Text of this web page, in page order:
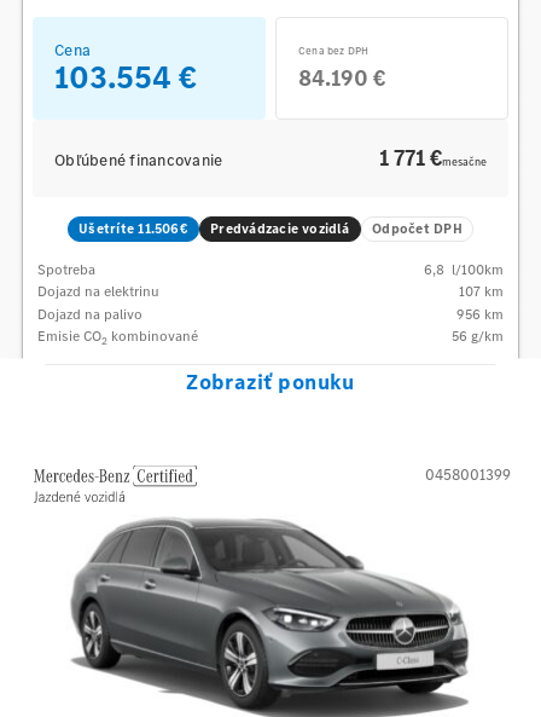
Cena
103.554 €
Cena bez DPH
84.190 €
Obľúbené financovanie 1 771 €mesačne
Ušetríte 11.506€ Predvádzacie vozidlá Odpočet DPH
Spotreba 6,8 l/100km
Dojazd na elektrinu
107 km
Dojazd na palivo
956 km
Emisie CO2 kombinované 56 g/km
Zobraziť ponuku
0458001399